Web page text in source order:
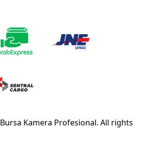
Bursa Kamera Profesional. All rights